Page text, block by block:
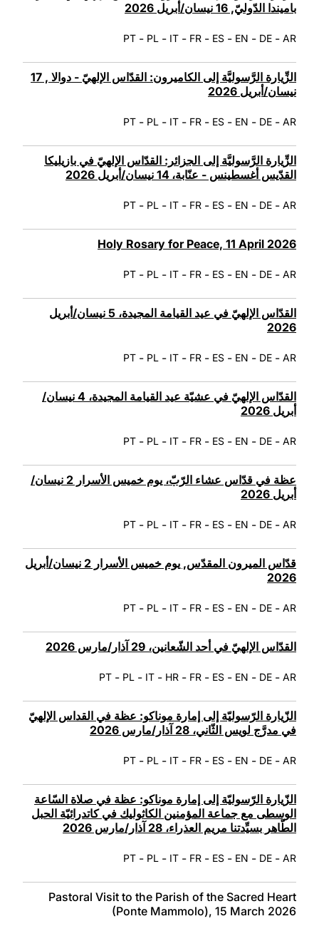
باميندا الدّوليّ, 16 نيسان/أبريل 2026
AR
-
DE
-
EN
-
ES
-
FR
-
IT
-
PL
-
PT
الزِّيارة الرَّسوليَّة إلى الكاميرون: القدّاس الإلهيّ - دوالا , 17
نيسان/أبريل 2026
AR
-
DE
-
EN
-
ES
-
FR
-
IT
-
PL
-
PT
الزِّيارة الرَّسوليَّة إلى الجزائر: القدّاس الإلهيّ في بازيليكا
القدّيس أغسطينس - عنّابة، 14 نيسان/أبريل 2026
AR
-
DE
-
EN
-
ES
-
FR
-
IT
-
PL
-
PT
Holy Rosary for Peace, 11 April 2026
AR
-
DE
-
EN
-
ES
-
FR
-
IT
-
PL
-
PT
القدّاس الإلهيّ في عيد القيامة المجيدة، 5 نيسان/أبريل
2026
AR
-
DE
-
EN
-
ES
-
FR
-
IT
-
PL
-
PT
القدّاس الإلهيّ في عشيّة عيد القيامة المجيدة، 4 نيسان/
أبريل 2026
AR
-
DE
-
EN
-
ES
-
FR
-
IT
-
PL
-
PT
عظة في قدّاس عشاء الرّبّ، يوم خميس الأسرار 2 نيسان/
أبريل 2026
AR
-
DE
-
EN
-
ES
-
FR
-
IT
-
PL
-
PT
قدّاس الميرون المقدّس, يوم خميس الأسرار 2 نيسان/أبريل
2026
AR
-
DE
-
EN
-
ES
-
FR
-
IT
-
PL
-
PT
القدّاس الإلهيّ في أحد الشّعانين، 29 آذار/مارس 2026
AR
-
DE
-
EN
-
ES
-
FR
-
HR
-
IT
-
PL
-
PT
الزّيارة الرّسوليّة إلى إمارة موناكو: عظة في القداس الإلهيّ
في مدرَّج لويس الثّاني، 28 آذار/مارس 2026
AR
-
DE
-
EN
-
ES
-
FR
-
IT
-
PL
-
PT
الزّيارة الرّسوليّة إلى إمارة موناكو: عظة في صلاة السّاعة
الوسطى مع جماعة المؤمنين الكاثوليك في كاتدرائيّة الحبل
الطّاهر بسيِّدتنا مريم العذراء، 28 آذار/مارس 2026
AR
-
DE
-
EN
-
ES
-
FR
-
IT
-
PL
-
PT
Pastoral Visit to the Parish of the Sacred Heart
(Ponte Mammolo), 15 March 2026